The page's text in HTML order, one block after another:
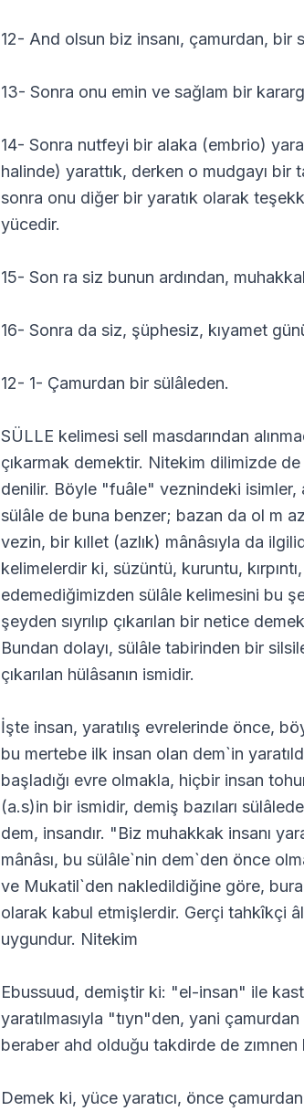
12- And olsun biz insanı, çamurdan, bir
13- Sonra onu emin ve sağlam bir
14- Sonra nutfeyi bir alaka (embrio)
halinde) yarattık, derken o mudgayı
sonra onu diğer bir yaratık olarak
yücedir.
15- Son ra siz bunun ardından,
16- Sonra da siz, şüphesiz, kıyamet
12- 1- Çamurdan bir sülâleden.
SÜLLE kelimesi sell masdarından
çıkarmak demektir. Nitekim dilimizde de
denilir. Böyle "fuâle" veznindeki isimler,
sülâle de buna benzer; bazan da ol m
vezin, bir kıllet (azlık) mânâsıyla da
kelimelerdir ki, süzüntü, kuruntu,
edemediğimizden sülâle kelimesini bu
şeyden sıyrılıp çıkarılan bir netice
Bundan dolayı, sülâle tabirinden bir
çıkarılan hülâsanın ismidir.
İşte insan, yaratılış evrelerinde önce,
bu mertebe ilk insan olan dem`in
başladığı evre olmakla, hiçbir insan
(a.s)in bir ismidir, demiş bazıları
dem, insandır. "Biz muhakkak insanı
mânâsı, bu sülâle`nin dem`den önce
ve Mukatil`den nakledildiğine göre,
olarak kabul etmişlerdir. Gerçi tahkîkçi
uygundur. Nitekim
Ebussuud, demiştir ki: "el-insan" ile
yaratılmasıyla "tıyn"den, yani
beraber ahd olduğu takdirde de zımnen
Demek ki, yüce yaratıcı, önce